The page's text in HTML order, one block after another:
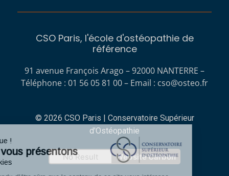
Bienvenue !
Nous vous présentons
Les cookies
CSO Paris, l'école d'ostéopathie de
référence
91 avenue François Arago – 92000 NANTERRE –
Téléphone : 01 56 05 81 00 – Email : cso@osteo.fr
© 2026 CSO Paris | Conservatoire Supérieur
d'Ostéopathie
No Result Website Carbon